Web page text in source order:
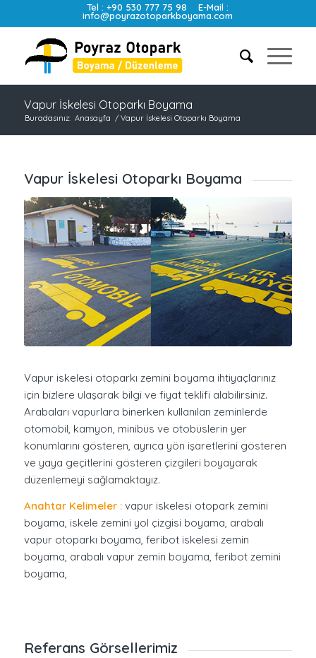
Tel :+90 530 777 75 98 E-Mail :
info@poyrazotoparkboyama.com
Vapur İskelesi Otoparkı Boyama
Buradasınız: Anasayfa / Vapur İskelesi Otoparkı Boyama
Vapur İskelesi Otoparkı Boyama
Vapur iskelesi otoparkı zemini boyama ihtiyaçlarınız
için bizlere ulaşarak bilgi ve fiyat teklifi alabilirsiniz.
Arabaları vapurlara binerken kullanılan zeminlerde
otomobil, kamyon, minibüs ve otobüslerin yer
konumlarını gösteren, ayrıca yön işaretlerini gösteren
ve yaya geçitlerini gösteren çizgileri boyayarak
düzenlemeyi sağlamaktayız.
Anahtar Kelimeler :vapur iskelesi otopark zemini
boyama, iskele zemini yol çizgisi boyama, arabalı
vapur otoparkı boyama, feribot iskelesi zemin
boyama, arabalı vapur zemin boyama, feribot zemini
boyama,
Referans Görsellerimiz